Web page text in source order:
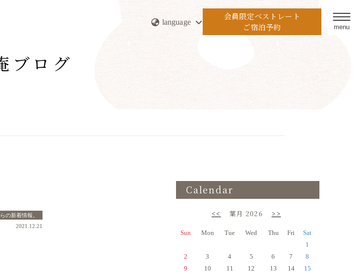
language
会員限定ベストレート
ご宿泊予約
menu
ブログ
の新着情報。
2021.12.21
Calendar
<< 葉月 2026 >>
Sun Mon Tue Wed Thu Fri
Sat
1
2
3 4 5 6 7
8
9
10 11 12 13 14
15